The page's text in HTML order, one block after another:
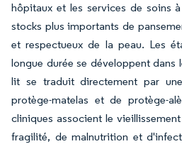
hôpitaux et les services de soins
stocks plus importants de
et respectueux de la peau. Les
longue durée se développent dans
lit se traduit directement par
protège-matelas et de protège-
cliniques associent le
fragilité, de malnutrition et